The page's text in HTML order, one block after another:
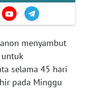
menyambut
selama 45 hari
pada Minggu